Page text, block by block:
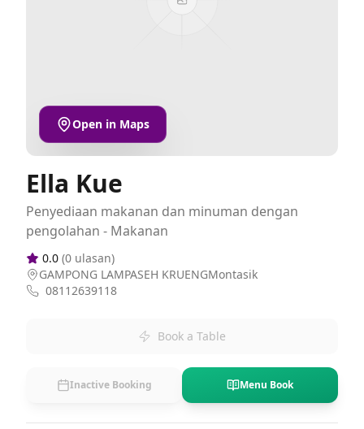
Open in Maps
Ella Kue
Penyediaan makanan dan minuman dengan
pengolahan - Makanan
0.0 (0 ulasan)
GAMPONG LAMPASEH KRUENGMontasik
08112639118
Book a Table
Inactive Booking Menu Book